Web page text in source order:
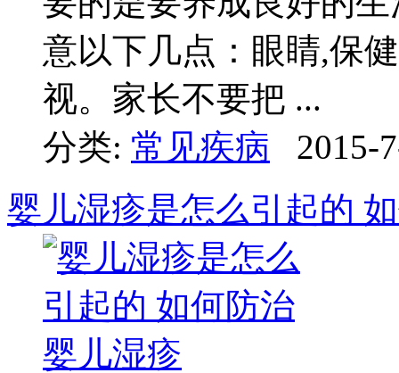
意以下几点：眼睛,保
视。家长不要把 ...
分类: 常见疾病
2015-
婴儿湿疹是怎么引起的